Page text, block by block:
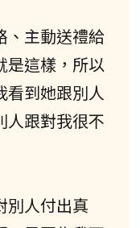
、主動送禮給
是這樣，所以
看到她跟別人
人跟對我很不
別人付出真